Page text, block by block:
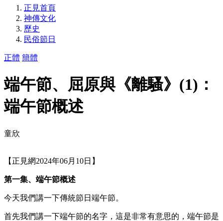
正見首頁
神傳文化
歷史
民俗節日
正體 簡體
端午節、屈原與《離騷》(1)：
端午節概述
童欣
【正見網2024年06月10日】
第一集、端午節概述
今天我們講一下傳統節日端午節。
首先我們講一下端午節的名字，這是非常有意思的，端午節是